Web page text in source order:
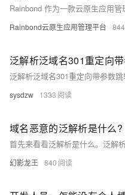
Rainbond云原生应用管理平台 844
sysdzw 1333
域名恶意的泛解析是什么?
幻影龙王 840